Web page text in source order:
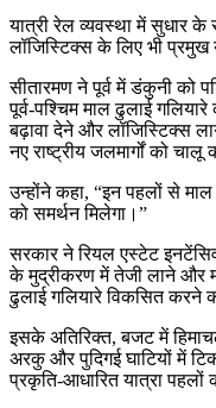
यात्री रेल व्यवस्था में सुधार
लॉजिस्टिक्स के लिए भी
सीतारमण ने पूर्व में डंकुनी को
पूर्व-पश्चिम माल ढुलाई
बढ़ावा देने और लॉजिस्टिक्स
नए राष्ट्रीय जलमार्गों को
उन्होंने कहा, “इन पहलों से
को समर्थन मिलेगा।”
सरकार ने रियल एस्टेट
के मुद्रीकरण में तेजी लाने और
ढुलाई गलियारे विकसित करने
इसके अतिरिक्त, बजट में
अरकु और पुदिगई घाटियों में
प्रकृति-आधारित यात्रा पहलों